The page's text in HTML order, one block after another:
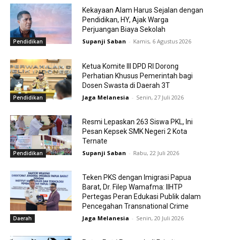
Pendidikan
Kekayaan Alam Harus Sejalan dengan
Pendidikan, HY, Ajak Warga
Perjuangan Biaya Sekolah
Supanji Saban - Kamis, 6 Agustus 2026
Pendidikan
Ketua Komite III DPD RI Dorong
Perhatian Khusus Pemerintah bagi
Dosen Swasta di Daerah 3T
Jaga Melanesia - Senin, 27 Juli 2026
Pendidikan
Resmi Lepaskan 263 Siswa PKL, Ini
Pesan Kepsek SMK Negeri 2 Kota
Ternate
Supanji Saban - Rabu, 22 Juli 2026
Daerah
Teken PKS dengan Imigrasi Papua
Barat, Dr. Filep Wamafma: IIHTP
Pertegas Peran Edukasi Publik dalam
Pencegahan Transnational Crime
Jaga Melanesia - Senin, 20 Juli 2026